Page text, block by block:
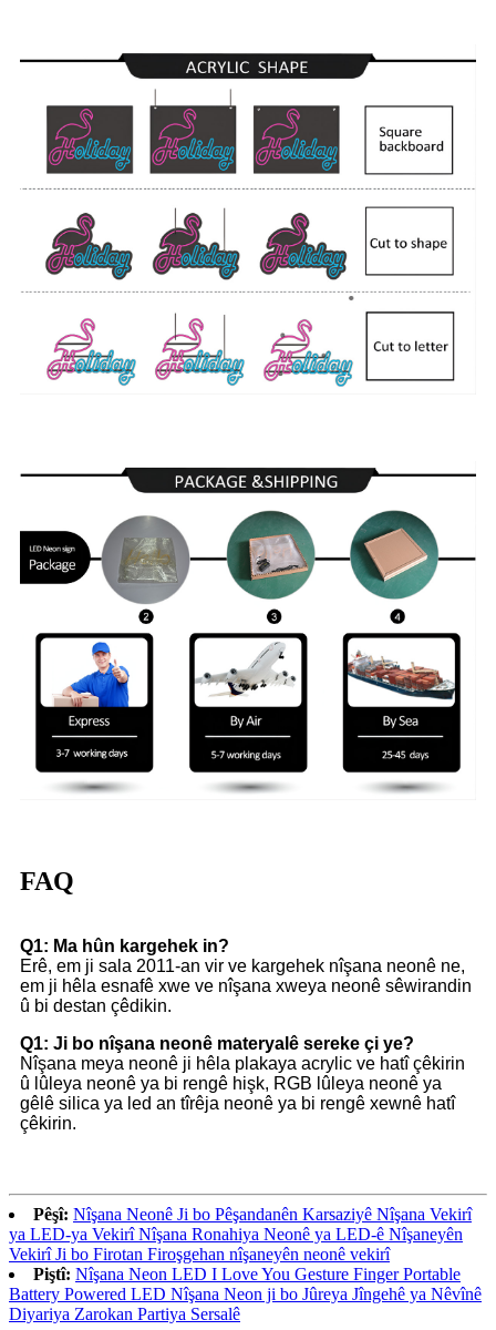
FAQ
Q1: Ma hûn kargehek in?
Erê, em ji sala 2011-an vir ve kargehek nîşana neonê ne,
em ji hêla esnafê xwe ve nîşana xweya neonê sêwirandin
û bi destan çêdikin.
Q1: Ji bo nîşana neonê materyalê sereke çi ye?
Nîşana meya neonê ji hêla plakaya acrylic ve hatî çêkirin
û lûleya neonê ya bi rengê hişk, RGB lûleya neonê ya
gêlê silica ya led an tîrêja neonê ya bi rengê xewnê hatî
çêkirin.
Pêşî: Nîşana Neonê Ji bo Pêşandanên Karsaziyê Nîşana Vekirî
ya LED-ya Vekirî Nîşana Ronahiya Neonê ya LED-ê Nîşaneyên
Vekirî Ji bo Firotan Firoşgehan nîşaneyên neonê vekirî
Piştî: Nîşana Neon LED I Love You Gesture Finger Portable
Battery Powered LED Nîşana Neon ji bo Jûreya Jîngehê ya Nêvînê
Diyariya Zarokan Partiya Sersalê